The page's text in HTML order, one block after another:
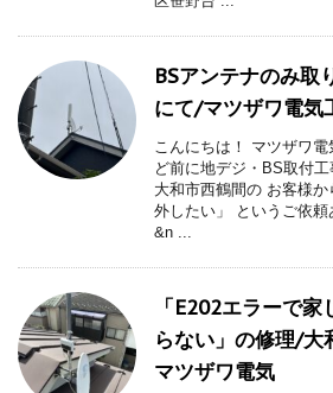
BSアンテナのみ取
にて/マツザワ電気
こんにちは！ マツザワ
ど前に地デジ・BS取付
大和市西鶴間の お客様
外したい」 というご依頼
&n ...
「E202エラーで
らない」の修理/
マツザワ電気